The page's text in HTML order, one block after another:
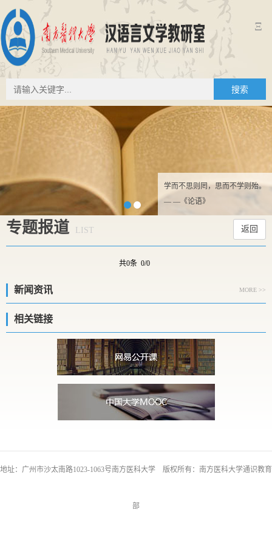
Ξ
搜索
学而不思则罔，思而不学则殆。
— —《论语》
专题报道 LIST 返回
共0条 0/0
新闻资讯 MORE >>
相关链接
地址：广州市沙太南路1023-1063号南方医科大学 版权所有：南方医科大学通识教育
部